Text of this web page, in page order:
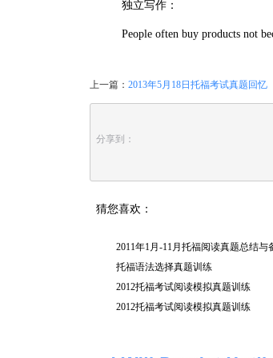
独立写作：
People often buy products not
上一篇： 2013年5月18日托福考试真题回忆
分享到：
猜您喜欢：
2011年1月-11月托福阅读真题总结与
托福语法选择真题训练
2012托福考试阅读模拟真题训练
2012托福考试阅读模拟真题训练